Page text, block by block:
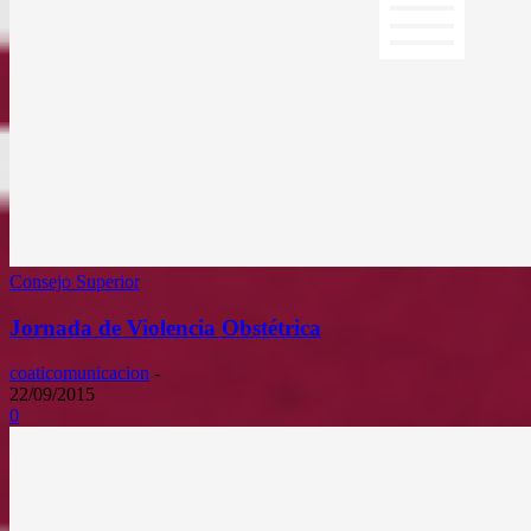
Consejo Superior
Jornada de Violencia Obstétrica
coaticomunicacion -
22/09/2015
0